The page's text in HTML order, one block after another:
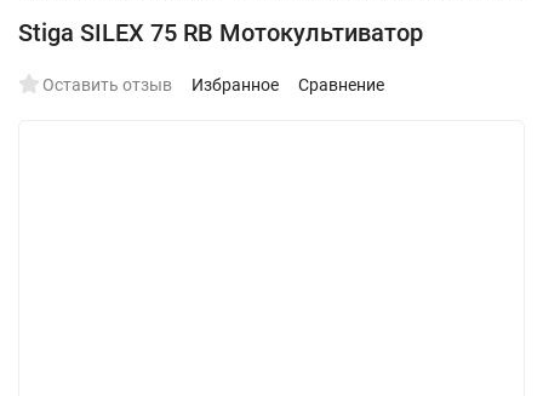
Stiga SILEX 75 RB Мотокультиватор
Оставить отзыв Избранное Сравнение